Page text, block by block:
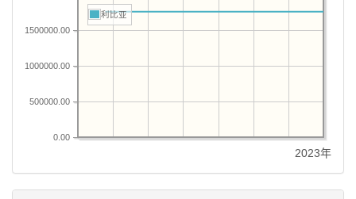
0.00
500000.00
1000000.00
1500000.00
利比亚
2023年